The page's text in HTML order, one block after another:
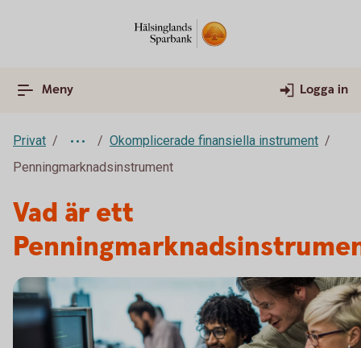
Meny Logga in
Privat
Okomplicerade finansiella instrument
Penningmarknadsinstrument
Vad är ett